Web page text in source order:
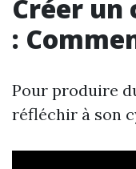
Créer un
:
Pour produire
réfléchir à son